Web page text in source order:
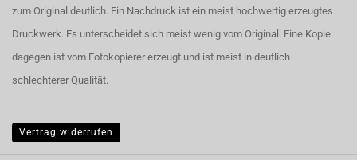
zum Original deutlich. Ein Nachdruck ist ein meist hochwertig erzeugtes
Druckwerk. Es unterscheidet sich meist wenig vom Original. Eine Kopie
dagegen ist vom Fotokopierer erzeugt und ist meist in deutlich
schlechterer Qualität.
Vertrag widerrufen